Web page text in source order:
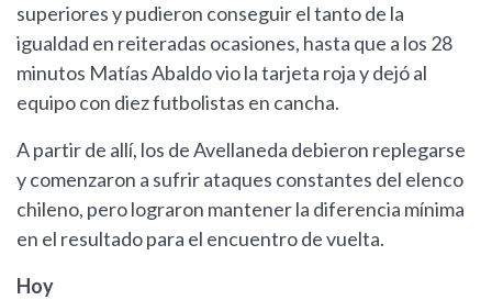
superiores y pudieron conseguir el tanto de la
igualdad en reiteradas ocasiones, hasta que a los 28
minutos Matías Abaldo vio la tarjeta roja y dejó al
equipo con diez futbolistas en cancha.
A partir de allí, los de Avellaneda debieron replegarse
y comenzaron a sufrir ataques constantes del elenco
chileno, pero lograron mantener la diferencia mínima
en el resultado para el encuentro de vuelta.
Hoy